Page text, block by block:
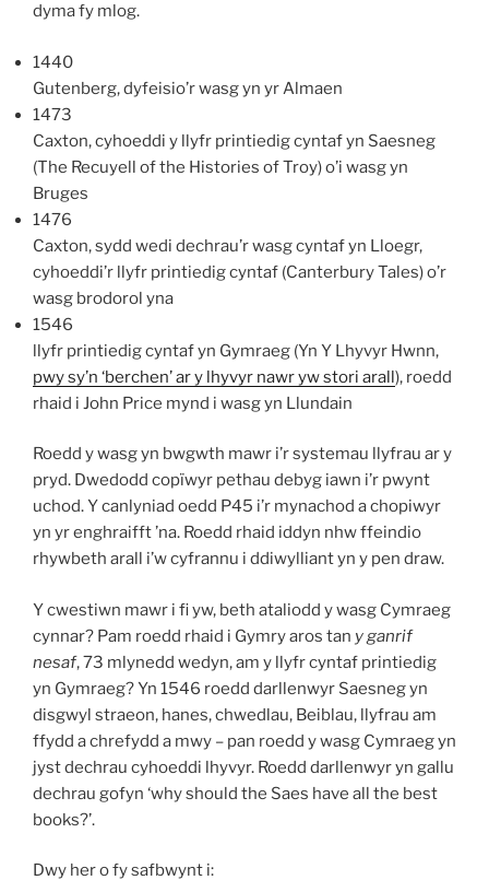
dyma fy mlog.
1440
Gutenberg, dyfeisio’r wasg yn yr Almaen
1473
Caxton, cyhoeddi y llyfr printiedig cyntaf yn Saesneg
(The Recuyell of the Histories of Troy) o’i wasg yn
Bruges
1476
Caxton, sydd wedi dechrau’r wasg cyntaf yn Lloegr,
cyhoeddi’r llyfr printiedig cyntaf (Canterbury Tales) o’r
wasg brodorol yna
1546
llyfr printiedig cyntaf yn Gymraeg (Yn Y Lhyvyr Hwnn,
pwy sy’n ‘berchen’ ar y lhyvyr nawr yw stori arall), roedd
rhaid i John Price mynd i wasg yn Llundain
Roedd y wasg yn bwgwth mawr i’r systemau llyfrau ar y
pryd. Dwedodd copïwyr pethau debyg iawn i’r pwynt
uchod. Y canlyniad oedd P45 i’r mynachod a chopiwyr
yn yr enghraifft ’na. Roedd rhaid iddyn nhw ffeindio
rhywbeth arall i’w cyfrannu i ddiwylliant yn y pen draw.
Y cwestiwn mawr i fi yw, beth ataliodd y wasg Cymraeg
cynnar? Pam roedd rhaid i Gymry aros tan y ganrif
nesaf, 73 mlynedd wedyn, am y llyfr cyntaf printiedig
yn Gymraeg? Yn 1546 roedd darllenwyr Saesneg yn
disgwyl straeon, hanes, chwedlau, Beiblau, llyfrau am
ffydd a chrefydd a mwy – pan roedd y wasg Cymraeg yn
jyst dechrau cyhoeddi lhyvyr. Roedd darllenwyr yn gallu
dechrau gofyn ‘why should the Saes have all the best
books?’.
Dwy her o fy safbwynt i: